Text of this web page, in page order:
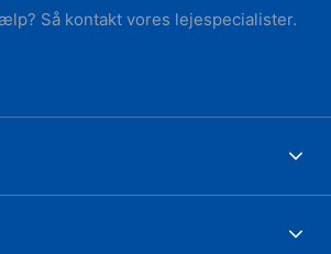
Så kontakt vores lejespecialister.